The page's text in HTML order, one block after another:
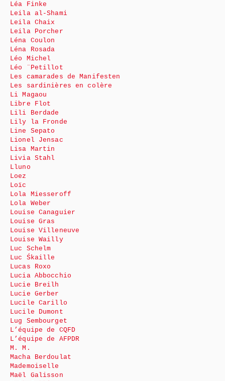
Léa Finke
Leila al-Shami
Leila Chaix
Leila Porcher
Léna Coulon
Léna Rosada
Léo Michel
Léo ¨Petillot
Les camarades de Manifesten
Les sardinières en colère
Li Magaou
Libre Flot
Lili Berdade
Lily la Fronde
Line Sepato
Lionel Jensac
Lisa Martin
Livia Stahl
Lluno
Loez
Loïc
Lola Miesseroff
Lola Weber
Louise Canaguier
Louise Gras
Louise Villeneuve
Louise Wailly
Luc Schelm
Luc Śkaille
Lucas Roxo
Lucia Abbocchio
Lucie Breilh
Lucie Gerber
Lucile Carillo
Lucile Dumont
Lug Sembourget
L’équipe de CQFD
L’équipe de AFPDR
M. M.
Macha Berdoulat
Mademoiselle
Maël Galisson